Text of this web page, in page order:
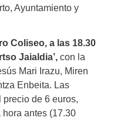
Ayuntamiento y
Coliseo, a las 18.30
Jaialdia’, con la
Mari Irazu, Miren
Enbeita. Las
de 6 euros,
antes (17.30